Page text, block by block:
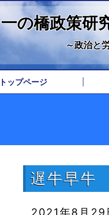
一の橋政策研
～政治と
トップページ
遅牛早牛
2021年8月29